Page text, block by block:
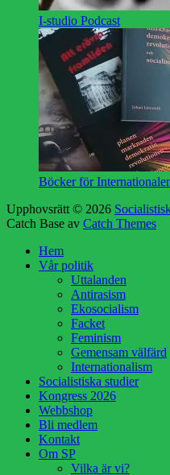
I-studio Podcast
Böcker för
Upphovsrätt © 2026
Catch Base av Catch Themes
Hem
Vår politik
Uttalanden
Antirasism
Ekosocialism
Facket
Feminism
Gemensam välfärd
Internationalism
Socialistiska studier
Kongress 2026
Webbshop
Bli medlem
Kontakt
Om SP
Vilka är vi?